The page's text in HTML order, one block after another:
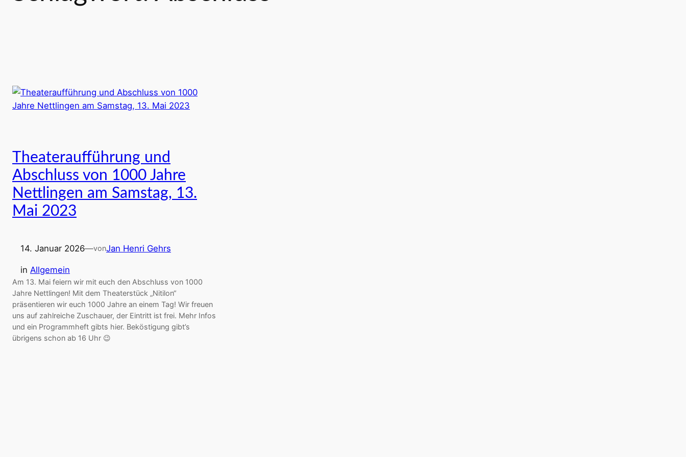
Theateraufführung und
Abschluss von 1000 Jahre
Nettlingen am Samstag, 13.
Mai 2023
14. Januar 2026—vonJan Henri Gehrs
in Allgemein
Am 13. Mai feiern wir mit euch den Abschluss von 1000
Jahre Nettlingen! Mit dem Theaterstück „Nitilon“
präsentieren wir euch 1000 Jahre an einem Tag! Wir freuen
uns auf zahlreiche Zuschauer, der Eintritt ist frei. Mehr Infos
und ein Programmheft gibts hier. Beköstigung gibt’s
übrigens schon ab 16 Uhr 😉